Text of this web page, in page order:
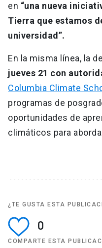
en “una nueva
Tierra que estamos
universidad”.
En la misma línea, la
jueves 21 con
Columbia Climate
programas de
oportunidades de
climáticos para
¿TE GUSTA ESTA
0
COMPARTE ESTA